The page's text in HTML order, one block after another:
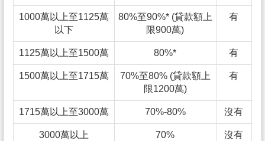
1000萬以上至1125萬
以下
80%至90%* (貸款額上
限900萬)
有
1125萬以上至1500萬 80%* 有
1500萬以上至1715萬
70%至80% (貸款額上
限1200萬)
有
1715萬以上至3000萬 70%-80% 沒有
3000萬以上 70% 沒有